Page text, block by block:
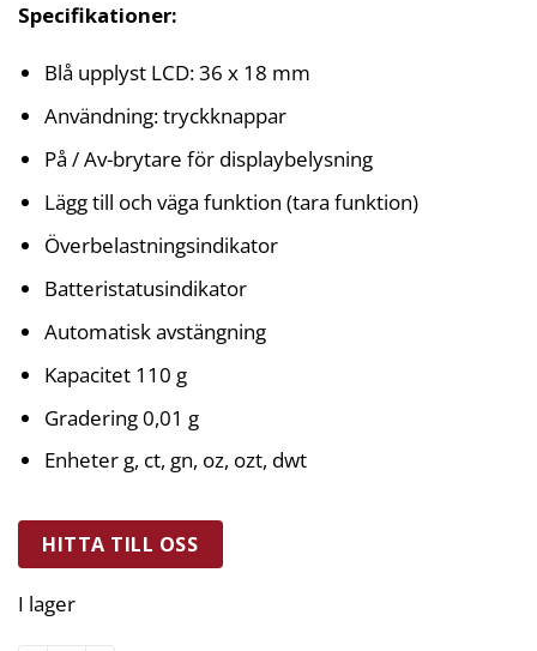
Specifikationer:
Blå upplyst LCD: 36 x 18 mm
Användning: tryckknappar
På / Av-brytare för displaybelysning
Lägg till och väga funktion (tara funktion)
Överbelastningsindikator
Batteristatusindikator
Automatisk avstängning
Kapacitet 110 g
Gradering 0,01 g
Enheter g, ct, gn, oz, ozt, dwt
HITTA TILL OSS
I lager